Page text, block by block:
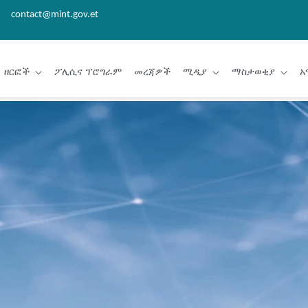
contact@mint.gov.et
ዘርፎች ፖሊሲና ፕሮግራም መረጃዎች ሚዲያ ማስታወቂያ